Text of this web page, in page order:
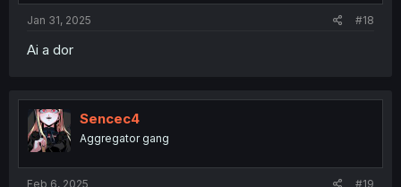
Jan 31, 2025 #18
Ai a dor
Sencec4
Aggregator gang
Feb 6, 2025 #19